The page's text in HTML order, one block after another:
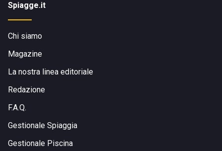
Spiagge.it
Chi siamo
Magazine
La nostra linea editoriale
Redazione
F.A.Q.
Gestionale Spiaggia
Gestionale Piscina